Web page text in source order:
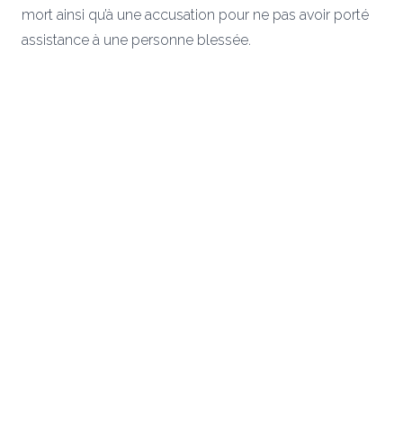
mort ainsi qu’à une accusation pour ne pas avoir porté
assistance à une personne blessée.